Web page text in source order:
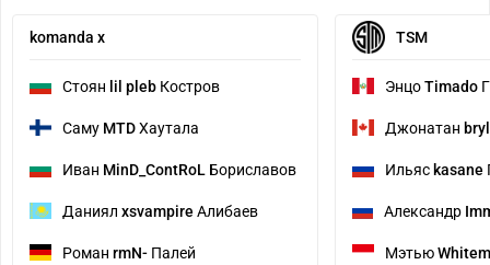
komanda x
Стоян lil pleb Костров
Саму MTDХаутала
Иван MinD_ContRoL Бориславов
Даниял xsvampire Алибаев
Роман rmN- Палей
TSM
ЭнцоTimado
Джонатан
Ильяс kasane
Александр
Мэтью